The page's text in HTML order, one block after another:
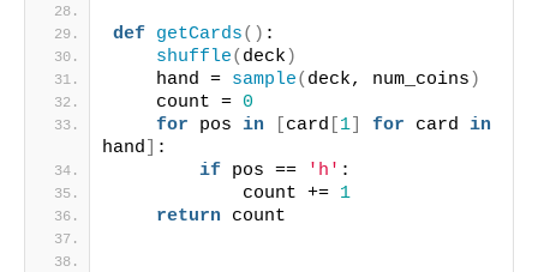
def getCards() :
shuffle( deck )
    hand =
sample( deck, num_coins )
    count =
0
for pos in card 1 for card in
hand
:
if pos == 'h' :
            count +=
1
return count